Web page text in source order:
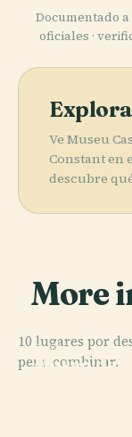
Documentado
oficiales ·
Ve Museu
Constant en
descubre
More
10 lugares por
pena combinar.
PLACE
PLACE
Museo de